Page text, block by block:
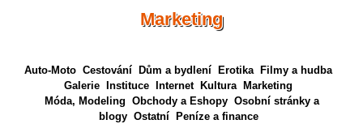
Marketing
Auto-Moto Cestování Dům a bydlení Erotika
Filmy a hudba
Galerie
Instituce Internet Kultura
Marketing
Móda, Modeling Obchody a Eshopy Osobní stránky a
blogy Ostatní
Peníze a finance